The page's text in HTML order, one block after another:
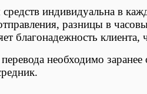
индивидуальна в
разницы в
благонадежность
необходимо